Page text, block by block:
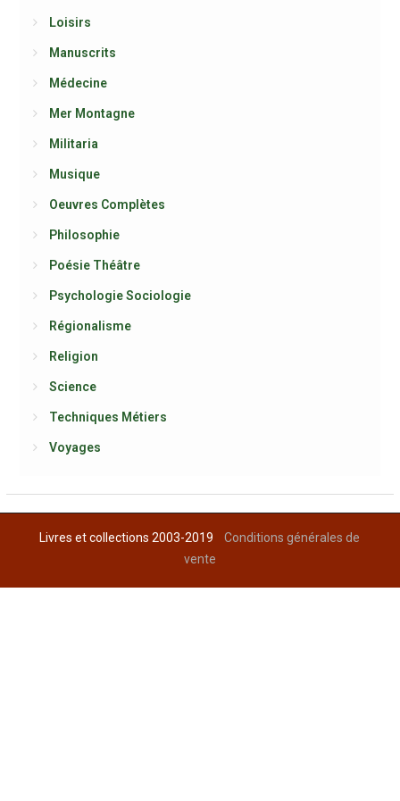
Loisirs
Manuscrits
Médecine
Mer Montagne
Militaria
Musique
Oeuvres Complètes
Philosophie
Poésie Théâtre
Psychologie Sociologie
Régionalisme
Religion
Science
Techniques Métiers
Voyages
Livres et collections 2003-2019Conditions générales de
vente